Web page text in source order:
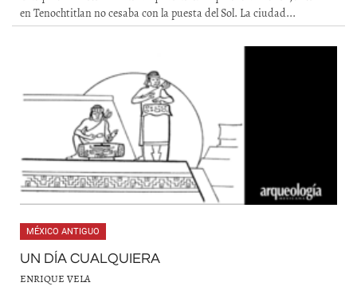
en Tenochtitlan no cesaba con la puesta del Sol. La ciudad...
MÉXICO ANTIGUO
UN DÍA CUALQUIERA
ENRIQUE VELA